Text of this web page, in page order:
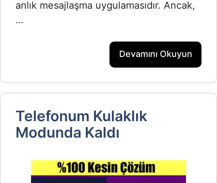
anlık mesajlaşma uygulamasıdır. Ancak,
…
Devamını Okuyun
Telefonum Kulaklık
Modunda Kaldı